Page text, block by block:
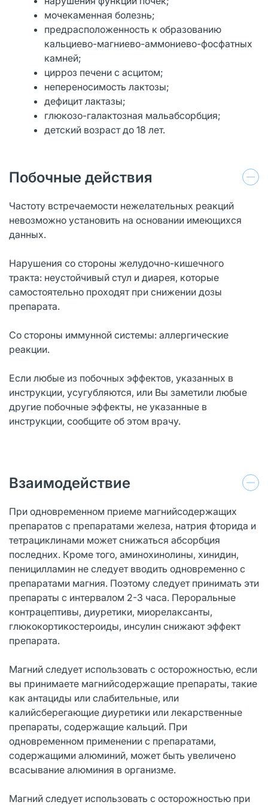
мочекаменная болезнь;
предрасположенность к образованию
кальциево-магниево-аммониево-фосфатных
камней;
цирроз печени с асцитом;
непереносимость лактозы;
дефицит лактазы;
глюкозо-галактозная мальабсорбция;
детский возраст до 18 лет.
Побочные действия
Частоту встречаемости нежелательных реакций
невозможно установить на основании имеющихся
данных.
Нарушения со стороны желудочно-кишечного
тракта: неустойчивый стул и диарея, которые
самостоятельно проходят при снижении дозы
препарата.
Со стороны иммунной системы: аллергические
реакции.
Если любые из побочных эффектов, указанных в
инструкции, усугубляются, или Вы заметили любые
другие побочные эффекты, не указанные в
инструкции, сообщите об этом врачу.
Взаимодействие
При одновременном приеме магнийсодержащих
препаратов с препаратами железа, натрия фторида и
тетрациклинами может снижаться абсорбция
последних. Кроме того, аминохинолины, хинидин,
пеницилламин не следует вводить одновременно с
препаратами магния. Поэтому следует принимать эти
препараты с интервалом 2-3 часа. Пероральные
контрацептивы, диуретики, миорелаксанты,
глюкокортикостероиды, инсулин снижают эффект
препарата.
Магний следует использовать с осторожностью, если
вы принимаете магнийсодержащие препараты, такие
как антациды или слабительные, или
калийсберегающие диуретики или лекарственные
препараты, содержащие кальций. При
одновременном применении с препаратами,
содержащими алюминий, может быть увеличено
всасывание алюминия в организме.
Магний следует использовать с осторожностью при